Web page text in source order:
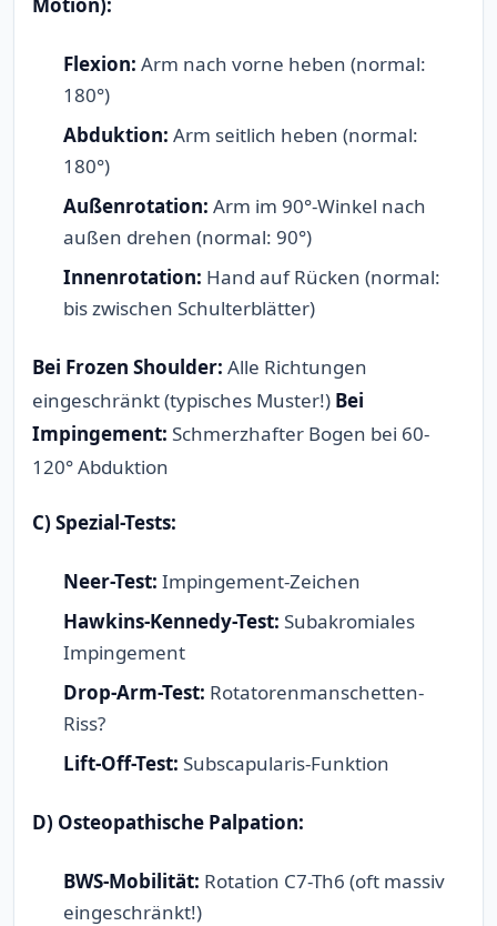
Flexion: Arm nach vorne heben (normal:
180°)
Abduktion: Arm seitlich heben (normal:
180°)
Außenrotation: Arm im 90°-Winkel nach
außen drehen (normal: 90°)
Innenrotation: Hand auf Rücken (normal:
bis zwischen Schulterblätter)
Bei Frozen Shoulder: Alle Richtungen
eingeschränkt (typisches Muster!) Bei
Impingement: Schmerzhafter Bogen bei 60-
120° Abduktion
C) Spezial-Tests:
Neer-Test: Impingement-Zeichen
Hawkins-Kennedy-Test: Subakromiales
Impingement
Drop-Arm-Test: Rotatorenmanschetten-
Riss?
Lift-Off-Test: Subscapularis-Funktion
D) Osteopathische Palpation:
BWS-Mobilität: Rotation C7-Th6 (oft massiv
eingeschränkt!)